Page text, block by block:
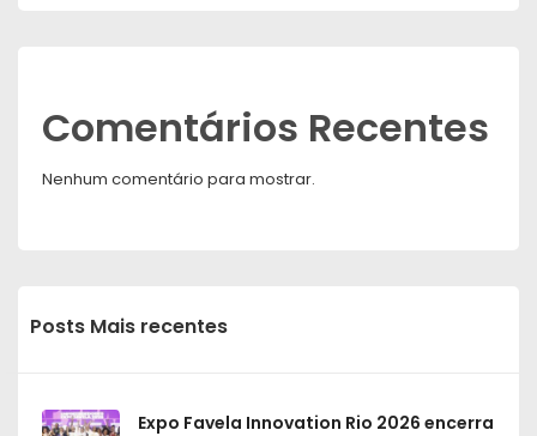
Comentários Recentes
Nenhum comentário para mostrar.
Posts Mais recentes
Expo Favela Innovation Rio 2026 encerra